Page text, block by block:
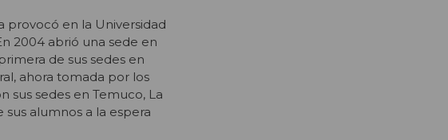
provocó en la Universidad
2004 abrió una sede en
de sus sedes en
ahora tomada por los
sus sedes en Temuco, La
sus alumnos a la espera